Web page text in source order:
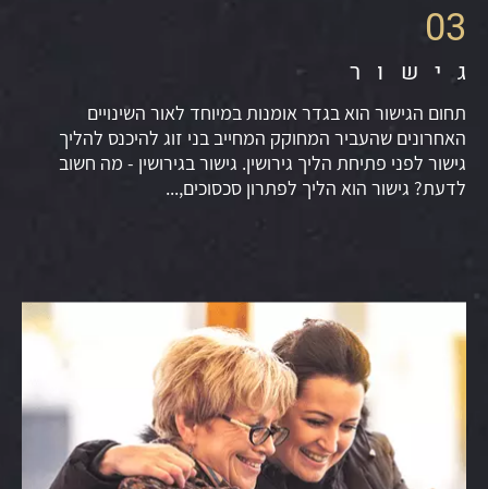
03
גישור
תחום הגישור הוא בגדר אומנות במיוחד לאור השינויים
האחרונים שהעביר המחוקק המחייב בני זוג להיכנס להליך
גישור לפני פתיחת הליך גירושין. גישור בגירושין - מה חשוב
לדעת? גישור הוא הליך לפתרון סכסוכים,...